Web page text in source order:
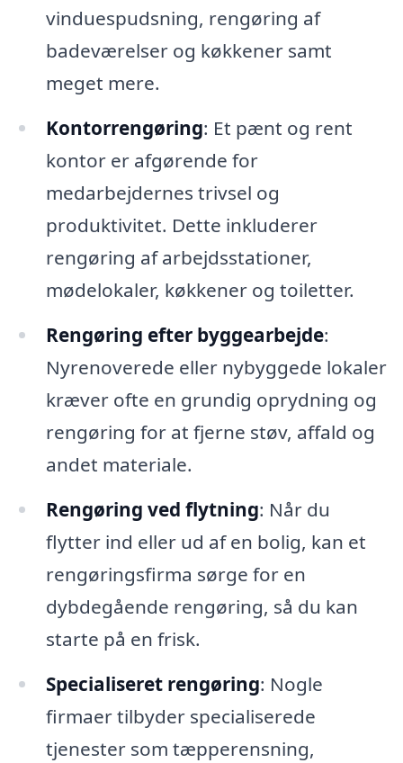
vinduespudsning, rengøring af
badeværelser og køkkener samt
meget mere.
Kontorrengøring: Et pænt og rent
kontor er afgørende for
medarbejdernes trivsel og
produktivitet. Dette inkluderer
rengøring af arbejdsstationer,
mødelokaler, køkkener og toiletter.
Rengøring efter byggearbejde:
Nyrenoverede eller nybyggede lokaler
kræver ofte en grundig oprydning og
rengøring for at fjerne støv, affald og
andet materiale.
Rengøring ved flytning: Når du
flytter ind eller ud af en bolig, kan et
rengøringsfirma sørge for en
dybdegående rengøring, så du kan
starte på en frisk.
Specialiseret rengøring: Nogle
firmaer tilbyder specialiserede
tjenester som tæpperensning,